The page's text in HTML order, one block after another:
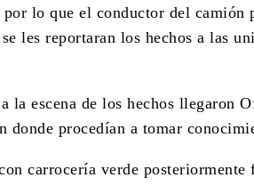
por lo que el conductor del
les reportaran los hechos a las
la escena de los hechos llegaron
donde procedían a tomar
carrocería verde